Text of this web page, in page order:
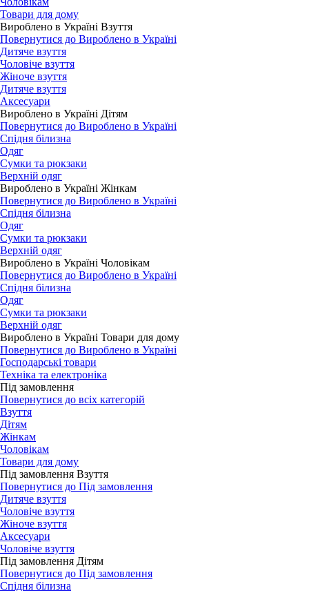
Товари для дому
Вироблено в Україні Взуття
Повернутися до Вироблено в Україні
Дитяче взуття
Чоловіче взуття
Жіноче взуття
Дитяче взуття
Аксесуари
Вироблено в Україні Дітям
Повернутися до Вироблено в Україні
Спідня білизна
Одяг
Сумки та рюкзаки
Верхній одяг
Вироблено в Україні Жінкам
Повернутися до Вироблено в Україні
Спідня білизна
Одяг
Сумки та рюкзаки
Верхній одяг
Вироблено в Україні Чоловікам
Повернутися до Вироблено в Україні
Спідня білизна
Одяг
Сумки та рюкзаки
Верхній одяг
Вироблено в Україні Товари для дому
Повернутися до Вироблено в Україні
Господарські товари
Техніка та електроніка
Під замовлення
Повернутися до всіх категорій
Взуття
Дітям
Жінкам
Чоловікам
Товари для дому
Під замовлення Взуття
Повернутися до Під замовлення
Дитяче взуття
Чоловіче взуття
Жіноче взуття
Аксесуари
Чоловіче взуття
Під замовлення Дітям
Повернутися до Під замовлення
Спідня білизна